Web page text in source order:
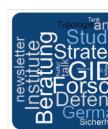
(GIDS)
Hamburg